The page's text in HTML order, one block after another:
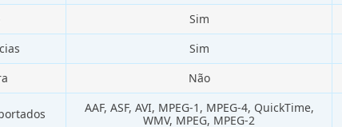
Sim
Sim
Não
AAF, ASF, AVI, MPEG-1, MPEG-4, QuickTime,
WMV, MPEG, MPEG-2